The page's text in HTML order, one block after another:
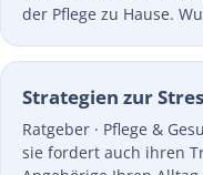
der Pflege zu Hause.
Strategien zur
Ratgeber · Pflege &
sie fordert auch ihren